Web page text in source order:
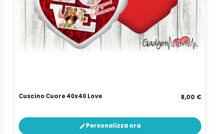
Cuscino Cuore 40x40 Love 8,00 €
editPersonalizza ora